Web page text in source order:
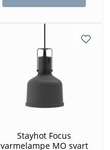
Stayhot Focus
varmelampe MO svart